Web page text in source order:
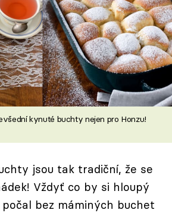
kynuté buchty nejen pro Honzu!
jsou tak tradiční, že se
Vždyť co by si hloupý
bez máminých buchet